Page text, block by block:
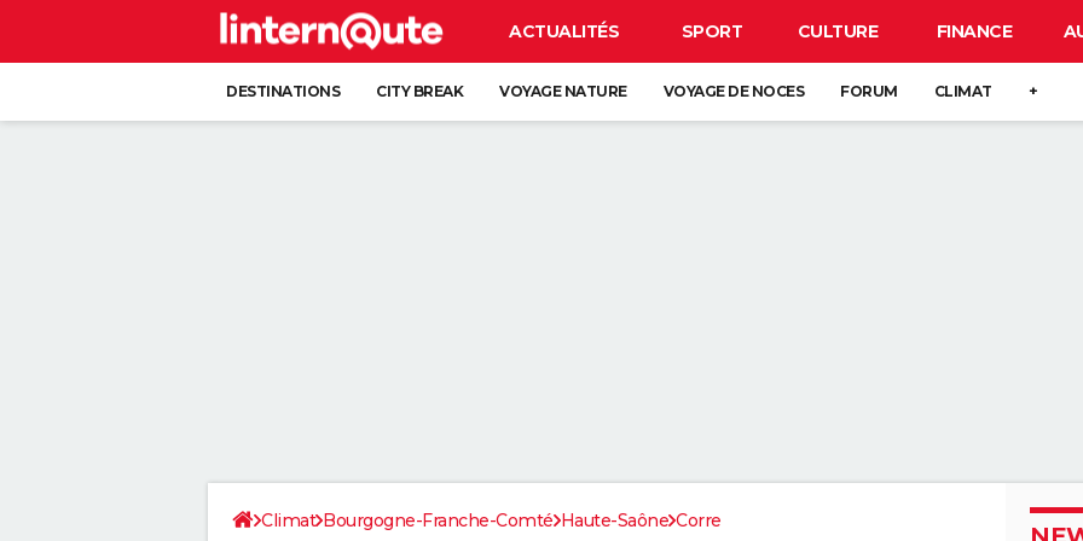
ACTUALITÉS SPORT CULTURE FINANCE
DESTINATIONS CITY BREAK VOYAGE NATURE VOYAGE DE NOCES FORUM CLIMAT +
Climat Bourgogne-Franche-Comté Haute-Saône Corre